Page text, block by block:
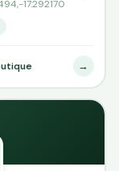
17.292170
→